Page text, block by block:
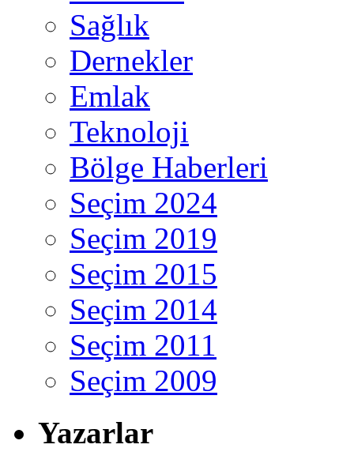
Sağlık
Dernekler
Emlak
Teknoloji
Bölge Haberleri
Seçim 2024
Seçim 2019
Seçim 2015
Seçim 2014
Seçim 2011
Seçim 2009
Yazarlar